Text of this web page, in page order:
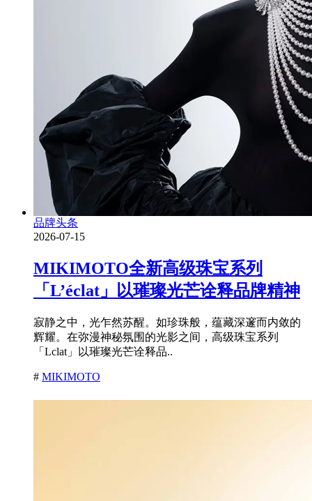
品牌头条
2026-07-15
MIKIMOTO全新高级珠宝系列
「L’éclat」以璀璨光芒诠释品牌精神
寂静之中，光乍然苏醒。如珍珠般，蕴藏深邃而内敛的
辉耀。在弥漫神秘氛围的光影之间，高级珠宝系列
「Lclat」以璀璨光芒诠释品..
# MIKIMOTO